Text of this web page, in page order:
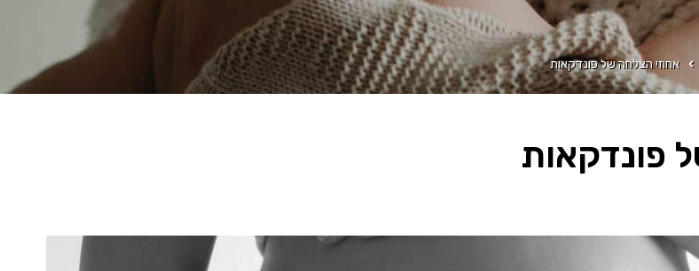
אחוזי הצלחה של פונדקאות
פונדקאות